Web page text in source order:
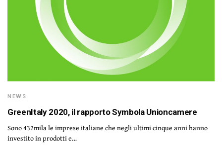
NEWS
GreenItaly 2020, il rapporto Symbola Unioncamere
Sono 432mila le imprese italiane che negli ultimi cinque anni hanno
investito in prodotti e…